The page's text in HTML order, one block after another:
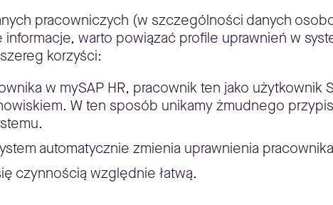
pracowniczych (w szczególności danych
warto powiązać profile uprawnień w
korzyści:
w mySAP HR, pracownik ten jako użytkownik
W ten sposób unikamy żmudnego
automatycznie zmienia uprawnienia
czynnością względnie łatwą.